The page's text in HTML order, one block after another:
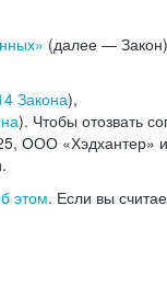
(далее —
Закона),
). Чтобы отозвать
ООО «Хэдхантер»
этом. Если вы